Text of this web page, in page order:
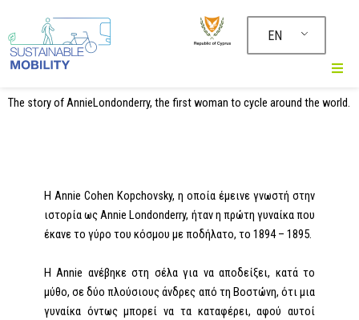
περιεχόμενο
EN
The story of AnnieLondonderry, the first woman to cycle around the world.
H Annie Cohen Kopchovsky, η οποία έµεινε γνωστή στην
ιστορία ως Annie Londonderry, ήταν η πρώτη γυναίκα που
έκανε το γύρο του κόσμου με ποδήλατο, το 1894 – 1895.
Η Annie ανέβηκε στη σέλα για να αποδείξει, κατά το
μύθο, σε δύο πλούσιους άνδρες από τη Βοστώνη, ότι μια
γυναίκα όντως μπορεί να τα καταφέρει, αφού αυτοί